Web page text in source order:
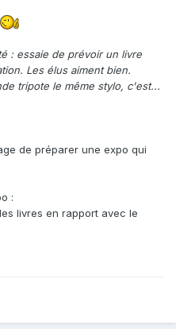
: essaie de prévoir un livre
Les élus aiment bien.
tripote le même stylo, c'est...
de préparer une expo qui
:
livres en rapport avec le